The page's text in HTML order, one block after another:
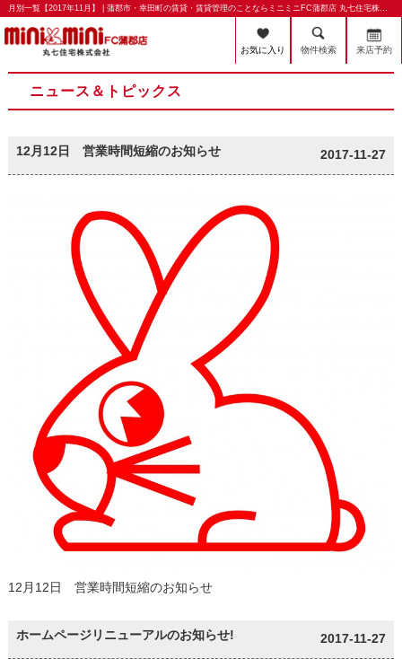
月別一覧【2017年11月】 | 蒲郡市・幸田町の賃貸・賃貸管理のことならミニミニFC蒲郡店 丸七住宅株式会社
お気に入り 物件検索 来店予約
ニュース＆トピックス
12月12日 営業時間短縮のお知らせ 2017-11-27
12月12日 営業時間短縮のお知らせ
ホームページリニューアルのお知らせ! 2017-11-27